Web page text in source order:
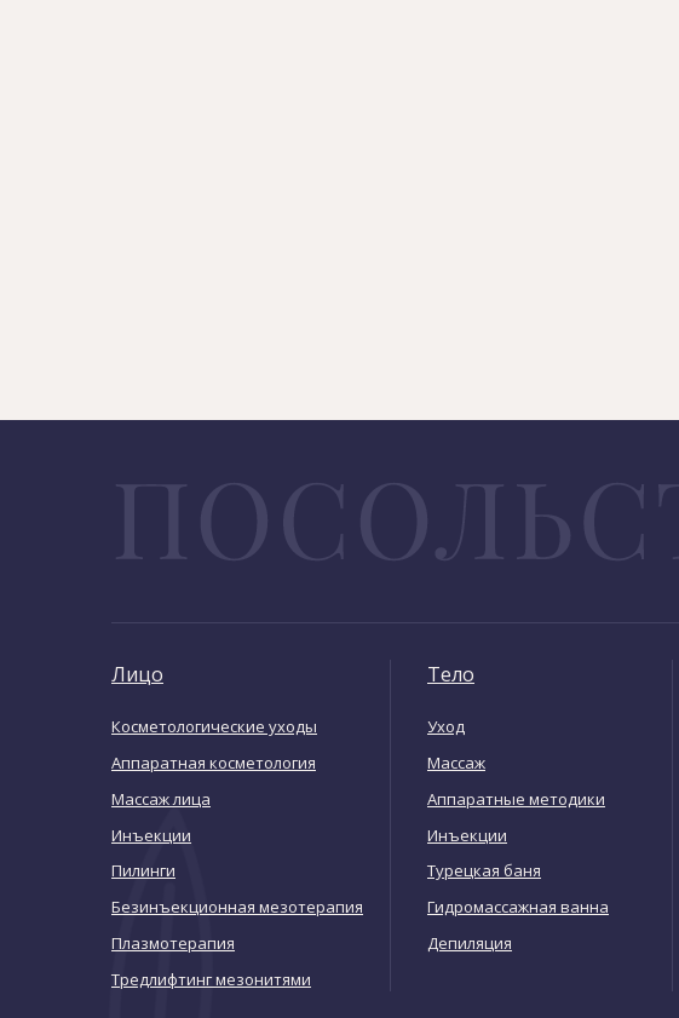
Уход
Массаж
Инъекции
Аппаратные методики
Депиляция
Гидромассажная ванна
Турецкая баня
Тело
Косметологические уходы
Аппаратная косметология
Инъекции
Массаж лица
Плазмотерапия
Тредлифтинг мезонитями
Безинъекционная мезотерапия
Пилинги
Лицо